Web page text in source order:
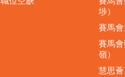
埗）
賽馬
賽馬
嶺）
慧思薈